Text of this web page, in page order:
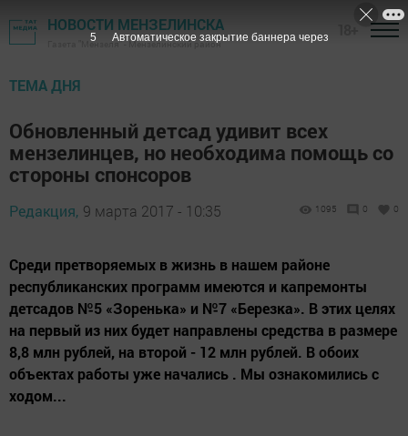
НОВОСТИ МЕНЗЕЛИНСКА
Газета "Мензеля" - Мензелинский район
ТЕМА ДНЯ
Обновленный детсад удивит всех
мензелинцев, но необходима помощь со
стороны спонсоров
Редакция, 9 марта 2017 - 10:35 1095 0 0
Среди претворяемых в жизнь в нашем районе
республиканских программ имеются и капремонты
детсадов №5 «Зоренька» и №7 «Березка». В этих целях
на первый из них будет направлены средства в размере
8,8 млн рублей, на второй - 12 млн рублей. В обоих
объектах работы уже начались . Мы ознакомились с
ходом...
4 Автоматическое закрытие баннера через